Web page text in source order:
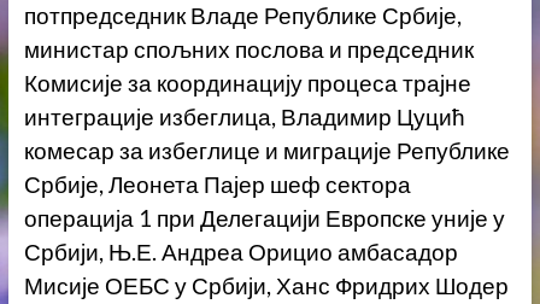
потпредсeдник Владе Републике Србије,
министар спољних послова и председник
Комисије за координацију процеса трајне
интеграције избеглица, Владимир Цуцић
комесар за избеглице и миграције Републике
Србије, Леонета Пајер шеф сектора
операција 1 при Делегацији Европске уније у
Србији, Њ.Е. Андреа Орицио амбасадор
Мисије ОЕБС у Србији, Ханс Фридрих Шодер